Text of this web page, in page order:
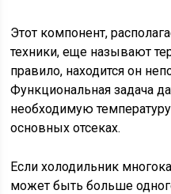
Этот компонент,
техники, еще называют
правило, находится он
Функциональная задача
необходимую
основных отсеках.
Если холодильник
может быть больше